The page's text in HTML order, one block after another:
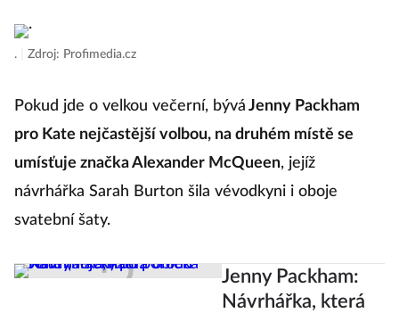
. Zdroj: Profimedia.cz
Pokud jde o velkou večerní, bývá Jenny Packham
pro Kate nejčastější volbou, na druhém místě se
umísťuje značka Alexander McQueen, jejíž
návrhářka Sarah Burton šila vévodkyni i oboje
svatební šaty.
Jenny Packham:
Návrhářka, která